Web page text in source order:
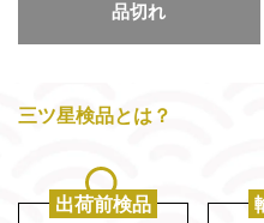
品切れ
三ツ星検品とは？
出荷前検品